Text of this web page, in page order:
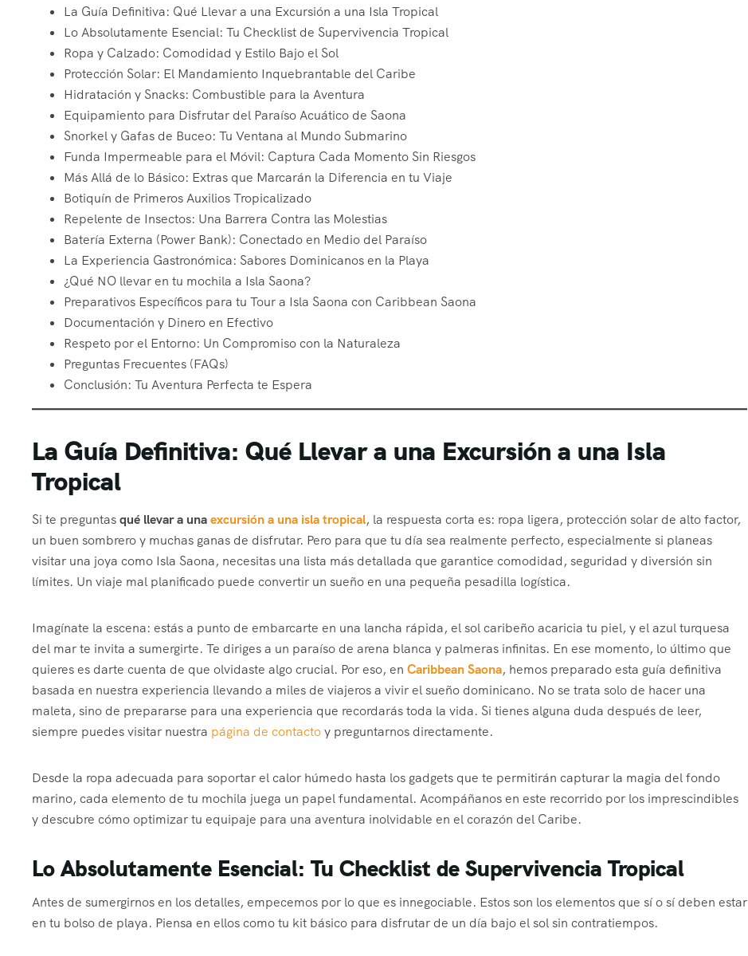
La Guía Definitiva: Qué Llevar a una Excursión a una Isla Tropical
Lo Absolutamente Esencial: Tu Checklist de Supervivencia Tropical
Ropa y Calzado: Comodidad y Estilo Bajo el Sol
Protección Solar: El Mandamiento Inquebrantable del Caribe
Hidratación y Snacks: Combustible para la Aventura
Equipamiento para Disfrutar del Paraíso Acuático de Saona
Snorkel y Gafas de Buceo: Tu Ventana al Mundo Submarino
Funda Impermeable para el Móvil: Captura Cada Momento Sin Riesgos
Más Allá de lo Básico: Extras que Marcarán la Diferencia en tu Viaje
Botiquín de Primeros Auxilios Tropicalizado
Repelente de Insectos: Una Barrera Contra las Molestias
Batería Externa (Power Bank): Conectado en Medio del Paraíso
La Experiencia Gastronómica: Sabores Dominicanos en la Playa
¿Qué NO llevar en tu mochila a Isla Saona?
Preparativos Específicos para tu Tour a Isla Saona con Caribbean Saona
Documentación y Dinero en Efectivo
Respeto por el Entorno: Un Compromiso con la Naturaleza
Preguntas Frecuentes (FAQs)
Conclusión: Tu Aventura Perfecta te Espera
La Guía Definitiva: Qué Llevar a una Excursión a una Isla
Tropical
Si te preguntasqué llevar a unaexcursión a una isla tropical, la respuesta corta es: ropa ligera, protección solar de alto factor,
un buen sombrero y muchas ganas de disfrutar. Pero para que tu día sea realmente perfecto, especialmente si planeas
visitar una joya como Isla Saona, necesitas una lista más detallada que garantice comodidad, seguridad y diversión sin
límites. Un viaje mal planificado puede convertir un sueño en una pequeña pesadilla logística.
Imagínate la escena: estás a punto de embarcarte en una lancha rápida, el sol caribeño acaricia tu piel, y el azul turquesa
del mar te invita a sumergirte. Te diriges a un paraíso de arena blanca y palmeras infinitas. En ese momento, lo último que
quieres es darte cuenta de que olvidaste algo crucial. Por eso, en Caribbean Saona, hemos preparado esta guía definitiva
basada en nuestra experiencia llevando a miles de viajeros a vivir el sueño dominicano. No se trata solo de hacer una
maleta, sino de prepararse para una experiencia que recordarás toda la vida. Si tienes alguna duda después de leer,
siempre puedes visitar nuestra página de contactoy preguntarnos directamente.
Desde la ropa adecuada para soportar el calor húmedo hasta los gadgets que te permitirán capturar la magia del fondo
marino, cada elemento de tu mochila juega un papel fundamental. Acompáñanos en este recorrido por los imprescindibles
y descubre cómo optimizar tu equipaje para una aventura inolvidable en el corazón del Caribe.
Lo Absolutamente Esencial: Tu Checklist de Supervivencia Tropical
Antes de sumergirnos en los detalles, empecemos por lo que es innegociable. Estos son los elementos que sí o sí deben estar
en tu bolso de playa. Piensa en ellos como tu kit básico para disfrutar de un día bajo el sol sin contratiempos.